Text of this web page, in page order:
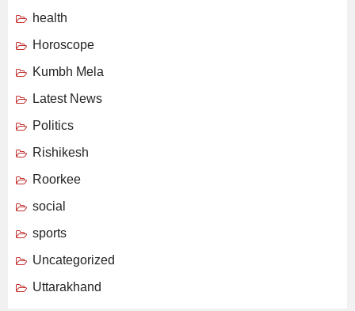
health
Horoscope
Kumbh Mela
Latest News
Politics
Rishikesh
Roorkee
social
sports
Uncategorized
Uttarakhand